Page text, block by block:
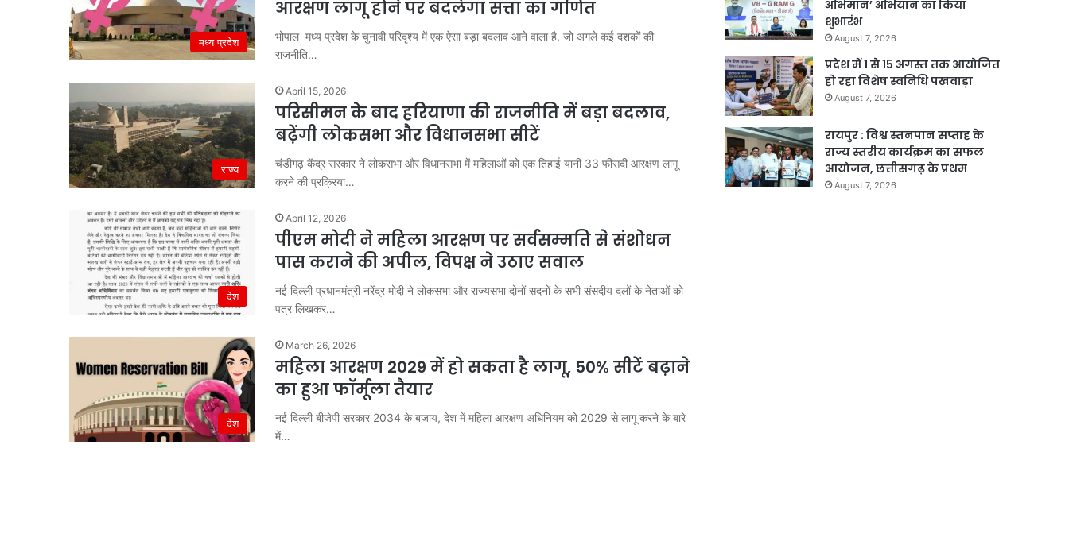
मध्य प्रदेश
आरक्षण लागू होने पर बदलेगा सत्ता का गणित
भोपाल मध्य प्रदेश के चुनावी परिदृश्य में एक ऐसा बड़ा बदलाव आने वाला है, जो अगले कई दशकों की
राजनीति…
राज्य
April 15, 2026
परिसीमन के बाद हरियाणा की राजनीति में बड़ा बदलाव,
बढ़ेंगी लोकसभा और विधानसभा सीटें
चंडीगढ़ केंद्र सरकार ने लोकसभा और विधानसभा में महिलाओं को एक तिहाई यानी 33 फीसदी आरक्षण लागू
करने की प्रक्रिया…
देश
April 12, 2026
पीएम मोदी ने महिला आरक्षण पर सर्वसम्मति से संशोधन
पास कराने की अपील, विपक्ष ने उठाए सवाल
नई दिल्ली प्रधानमंत्री नरेंद्र मोदी ने लोकसभा और राज्यसभा दोनों सदनों के सभी संसदीय दलों के नेताओं को
पत्र लिखकर…
देश
March 26, 2026
महिला आरक्षण 2029 में हो सकता है लागू, 50% सीटें बढ़ाने
का हुआ फॉर्मूला तैयार
नई दिल्ली बीजेपी सरकार 2034 के बजाय, देश में महिला आरक्षण अधिनियम को 2029 से लागू करने के बारे
में…
अभिमान’ अभियान का किया
शुभारंभ
August 7, 2026
प्रदेश में 1 से 15 अगस्त तक आयोजित
हो रहा विशेष स्वनिधि पखवाड़ा
August 7, 2026
रायपुर : विश्व स्तनपान सप्ताह के
राज्य स्तरीय कार्यक्रम का सफल
आयोजन, छत्तीसगढ़ के प्रथम
August 7, 2026